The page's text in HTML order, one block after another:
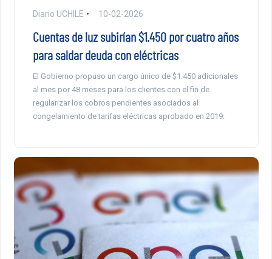
Diario UCHILE 10-02-2026
Cuentas de luz subirían $1.450 por cuatro años
para saldar deuda con eléctricas
El Gobierno propuso un cargo único de $1.450 adicionales
al mes por 48 meses para los clientes con el fin de
regularizar los cobros pendientes asociados al
congelamiento de tarifas eléctricas aprobado en 2019.